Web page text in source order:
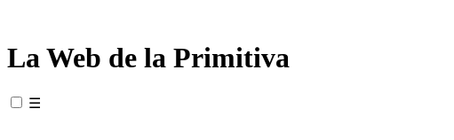
La Web de la Primitiva
☰